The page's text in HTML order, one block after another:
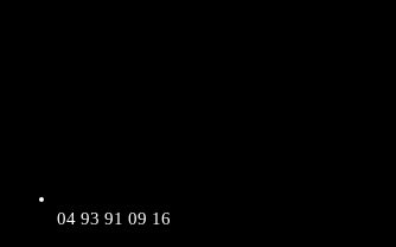
04 93 91 09 16